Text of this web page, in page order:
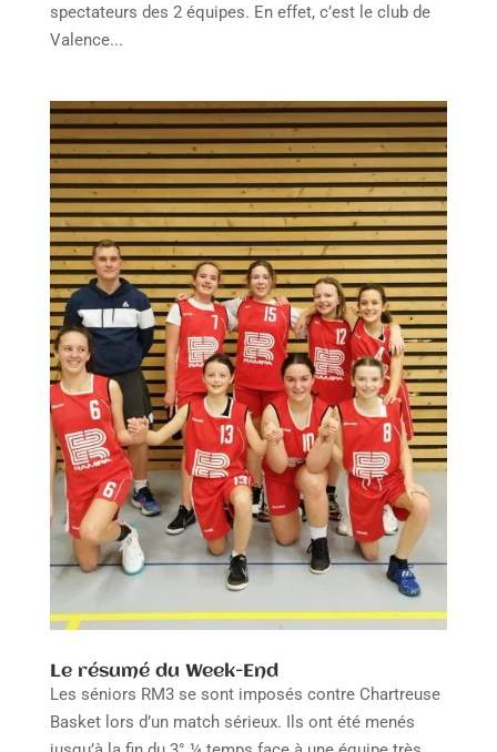
spectateurs des 2 équipes. En effet, c’est le club de
Valence...
Le résumé du Week-End
Les séniors RM3 se sont imposés contre Chartreuse
Basket lors d’un match sérieux. Ils ont été menés